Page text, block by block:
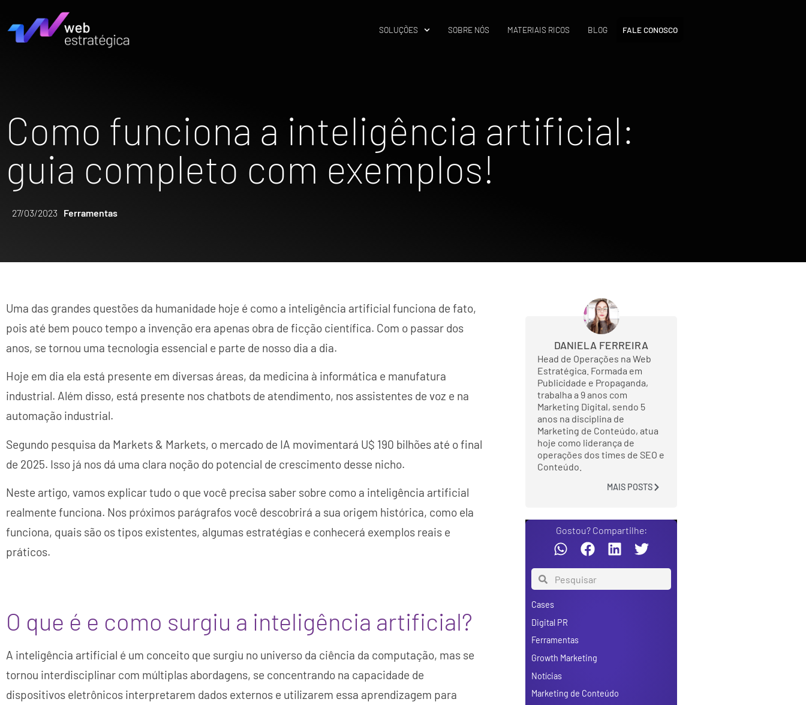
SOLUÇÕES SOBRE NÓS MATERIAIS RICOS BLOG FALE CONOSCO
Como funciona a inteligência artificial:
guia completo com exemplos!
27/03/2023 Ferramentas
Uma das grandes questões da humanidade hoje é como a inteligência artificial funciona de fato,
pois até bem pouco tempo a invenção era apenas obra de ficção científica. Com o passar dos
anos, se tornou uma tecnologia essencial e parte de nosso dia a dia.
Hoje em dia ela está presente em diversas áreas, da medicina à informática e manufatura
industrial. Além disso, está presente nos chatbots de atendimento, nos assistentes de voz e na
automação industrial.
Segundo pesquisa da Markets & Markets, o mercado de IA movimentará U$ 190 bilhões até o final
de 2025. Isso já nos dá uma clara noção do potencial de crescimento desse nicho.
Neste artigo, vamos explicar tudo o que você precisa saber sobre como a inteligência artificial
realmente funciona. Nos próximos parágrafos você descobrirá a sua origem histórica, como ela
funciona, quais são os tipos existentes, algumas estratégias e conhecerá exemplos reais e
práticos.
O que é e como surgiu a inteligência artificial?
A inteligência artificial é um conceito que surgiu no universo da ciência da computação, mas se
tornou interdisciplinar com múltiplas abordagens, se concentrando na capacidade de
dispositivos eletrônicos interpretarem dados externos e utilizarem essa aprendizagem para
DANIELA FERREIRA
Head de Operações na Web
Estratégica. Formada em
Publicidade e Propaganda,
trabalha a 9 anos com
Marketing Digital, sendo 5
anos na disciplina de
Marketing de Conteúdo, atua
hoje como liderança de
operações dos times de SEO e
Conteúdo.
MAIS POSTS
Gostou? Compartilhe:
Cases
Digital PR
Ferramentas
Growth Marketing
Notícias
Marketing de Conteúdo